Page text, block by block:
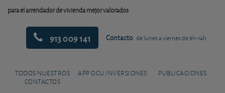
para el arrendador de vivienda mejor valorados
913 009 141 Contacto de lunes a viernes de 9h-14h
TODOS NUESTROS
CONTACTOS
APP OCU INVERSIONES PUBLICACIONES